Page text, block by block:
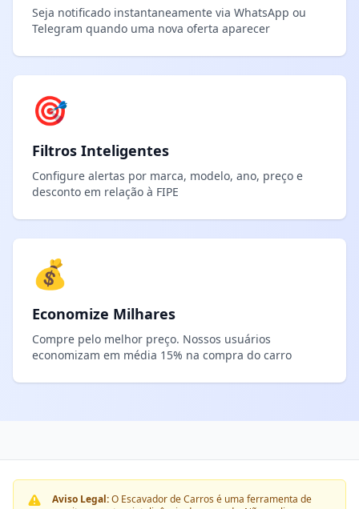
Seja notificado instantaneamente via WhatsApp ou
Telegram quando uma nova oferta aparecer
🎯
Filtros Inteligentes
Configure alertas por marca, modelo, ano, preço e
desconto em relação à FIPE
💰
Economize Milhares
Compre pelo melhor preço. Nossos usuários
economizam em média 15% na compra do carro
Aviso Legal:O Escavador de Carros é uma ferramenta de